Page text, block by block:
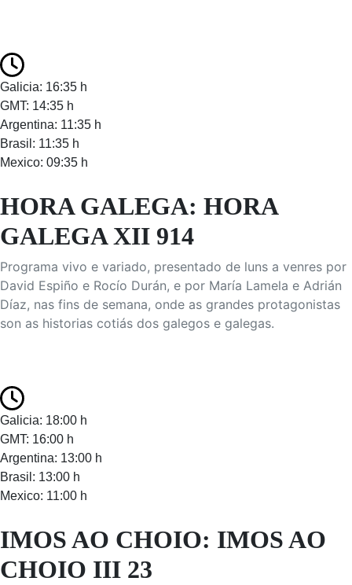
Galicia: 16:35 h
GMT: 14:35 h
Argentina: 11:35 h
Brasil: 11:35 h
Mexico: 09:35 h
HORA GALEGA: HORA
GALEGA XII 914
Programa vivo e variado, presentado de luns a venres por
David Espiño e Rocío Durán, e por María Lamela e Adrián
Díaz, nas fins de semana, onde as grandes protagonistas
son as historias cotiás dos galegos e galegas.
Galicia: 18:00 h
GMT: 16:00 h
Argentina: 13:00 h
Brasil: 13:00 h
Mexico: 11:00 h
IMOS AO CHOIO: IMOS AO
CHOIO III 23